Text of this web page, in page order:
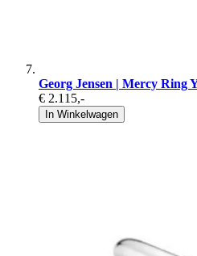
Georg Jensen | Mercy Ring
€ 2.115,-
In Winkelwagen